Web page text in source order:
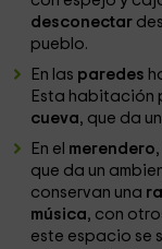
desconectar
pueblo.
En las paredes
Esta habitación
cueva, que da
En el merendero
que da un
conservan una
música, con
este espacio se